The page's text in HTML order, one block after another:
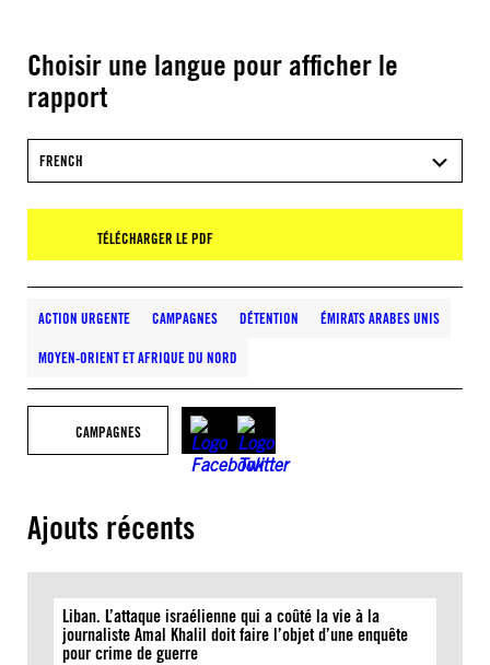
Choisir une langue pour afficher le
rapport
FRENCH
TÉLÉCHARGER LE PDF
ACTION URGENTE CAMPAGNES DÉTENTION ÉMIRATS ARABES UNIS
MOYEN-ORIENT ET AFRIQUE DU NORD
CAMPAGNES
Ajouts récents
Liban. L’attaque israélienne qui a coûté la vie à la
journaliste Amal Khalil doit faire l’objet d’une enquête
pour crime de guerre